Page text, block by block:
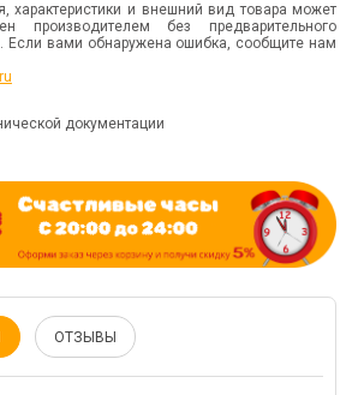
характеристики и внешний вид товара может
производителем без предварительного
Если вами обнаружена ошибка, сообщите нам
документации
ОТЗЫВЫ